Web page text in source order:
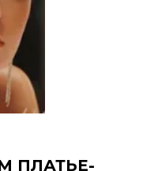
ПЛАТЬЕ-